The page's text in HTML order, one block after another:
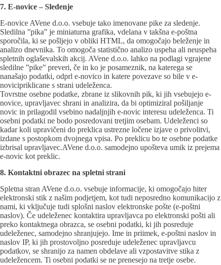
7. E-novice – Sledenje
E-novice AVene d.o.o. vsebuje tako imenovane pike za sledenje.
Sledilna ”pika” je miniaturna grafika, vdelana v takšna e-poštna
sporočila, ki se pošljejo v obliki HTML, da omogočajo beleženje in
analizo dnevnika. To omogoča statistično analizo uspeha ali neuspeha
spletnih oglaševalskih akcij. AVene d.o.o. lahko na podlagi vgrajene
sledilne ”pike” preveri, če in ko je posameznik, na katerega se
nanašajo podatki, odprl e-novico in katere povezave so bile v e-
novicipriklicane s strani udeleženca.
Tovrstne osebne podatke, zbrane iz slikovnih pik, ki jih vsebujejo e-
novice, upravljavec shrani in analizira, da bi optimiziral pošiljanje
novic in prilagodil vsebino nadaljnjih e-novic interesu udeleženca. Ti
osebni podatki ne bodo posredovani tretjim osebam. Udeleženci so
kadar koli upravičeni do preklica ustrezne ločene izjave o privolitvi,
izdane s postopkom dvojnega vpisa. Po preklicu bo te osebne podatke
izbrisal upravljavec.AVene d.o.o. samodejno upošteva umik iz prejema
e-novic kot preklic.
8. Kontaktni obrazec na spletni strani
Spletna stran AVene d.o.o. vsebuje informacije, ki omogočajo hiter
elektronski stik z našim podjetjem, kot tudi neposredno komunikacijo z
nami, ki vključuje tudi splošni naslov elektronske pošte (e-poštni
naslov). Če udeleženec kontaktira upravljavca po elektronski pošti ali
preko kontaktnega obrazca, se osebni podatki, ki jih posreduje
udeleženec, samodejno shranjujejo. Ime in priimek, e-poštni naslov in
naslov IP, ki jih prostovoljno posreduje udeleženec upravljavcu
podatkov, se shranijo za namen obdelave ali vzpostavitve stika z
udeležencem. Ti osebni podatki se ne prenesejo na tretje osebe.